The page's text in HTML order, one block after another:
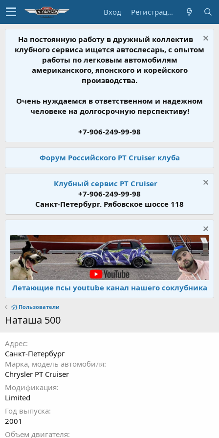
Вход Регистрация
На постоянную работу в дружный коллектив
клубного сервиса ищется автослесарь, с опытом
работы по легковым автомобилям
американского, японского и корейского
производства.
Очень нуждаемся в ответственном и надежном
человеке на долгосрочную перспективу!
+7-906-249-99-98
Форум Российского PT Cruiser клуба
Клубный сервис PT Cruiser
+7-906-249-99-98
Санкт-Петербург. Рябовское шоссе 118
Летающие псы youtube канал нашего соклубника
Пользователи
Наташа 500
Адрес
Санкт-Петербург
Марка, модель автомобиля
Chrysler PT Cruiser
Модификация
Limited
Год выпуска
2001
Объем двигателя